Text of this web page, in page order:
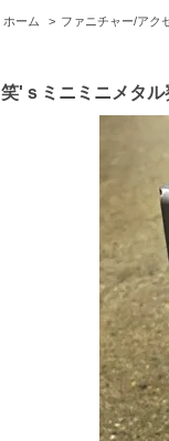
ホーム > ファニチャー/アク
笑'ｓミニミニメタル